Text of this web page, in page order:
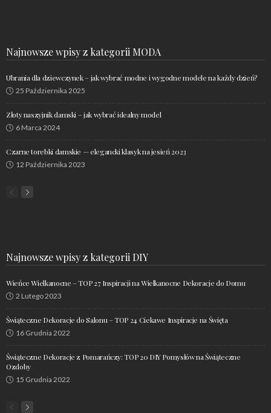
Najnowsze wpisy z kategorii MODA
Ubrania dla dziewczynek – jak wybrać modne i wygodne modele na każdy dzień?
25 Października 2025
Złoty naszyjnik damski – jak wybrać idealny model
6 Marca 2024
Czarne torebki damskie — elegancki klasyk na jesień 2023
12 Października 2023
Najnowsze wpisy z kategorii DIY
Wieńce Wielkanocne – TOP 27 Inspiracji na Wielkanocne Dekoracje do Domu
2 Lutego 2023
Świąteczne Dekoracje do Salonu – TOP 24 Ciekawe Inspiracje na Święta
16 Grudnia 2022
Świąteczne Dekoracje z Pomarańczy: TOP 20 DIY Pomysłów na Świąteczne
Ozdoby
15 Grudnia 2022